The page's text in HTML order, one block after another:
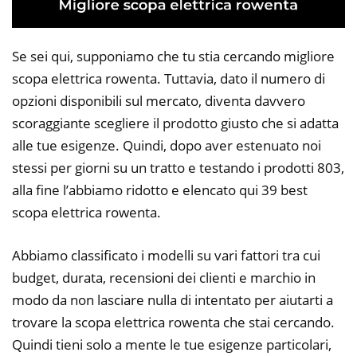
Se sei qui, supponiamo che tu stia cercando migliore
scopa elettrica rowenta. Tuttavia, dato il numero di
opzioni disponibili sul mercato, diventa davvero
scoraggiante scegliere il prodotto giusto che si adatta
alle tue esigenze. Quindi, dopo aver estenuato noi
stessi per giorni su un tratto e testando i prodotti 803,
alla fine l’abbiamo ridotto e elencato qui 39 best
scopa elettrica rowenta.
Abbiamo classificato i modelli su vari fattori tra cui
budget, durata, recensioni dei clienti e marchio in
modo da non lasciare nulla di intentato per aiutarti a
trovare la scopa elettrica rowenta che stai cercando.
Quindi tieni solo a mente le tue esigenze particolari,